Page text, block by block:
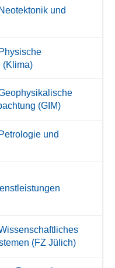
und
(Klima)
(GIM)
und
(FZ Jülich)